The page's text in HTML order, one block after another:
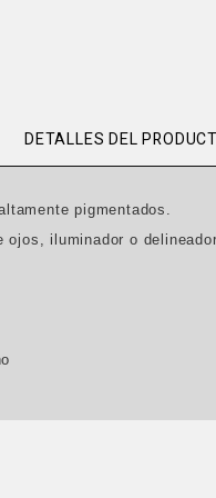
DETALLES DEL
pigmentados.
ojos, iluminador o